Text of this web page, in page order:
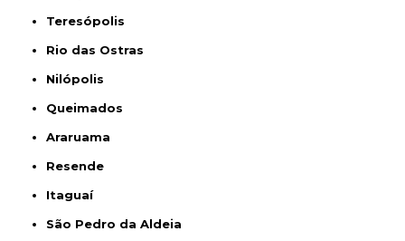
Teresópolis
Rio das Ostras
Nilópolis
Queimados
Araruama
Resende
Itaguaí
São Pedro da Aldeia